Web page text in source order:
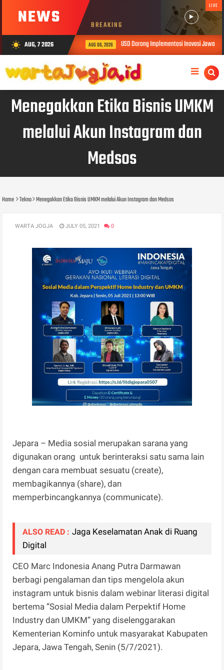
NEWS BREAKING
LIVE
wb_sunny AUG, 7 2026 AUG 06, 2026 USD Dorong Implementasi Inovasi
Menegakkan Etika Bisnis UMKM
melalui Akun Instagram dan
Medsos
Home Tekno Menegakkan Etika Bisnis UMKM melalui Akun Instagram dan Medsos
WARTA JOGJA JULY 05, 2021 0
Jepara – Media sosial merupakan sarana yang
digunakan orang untuk berinteraksi satu sama lain
dengan cara membuat sesuatu (create),
membagikannya (share), dan
memperbincangkannya (communicate).
ALSO READ : Jaga Keselamatan Anak di Ruang
Digital
CEO Marc Indonesia Anang Putra Darmawan
berbagi pengalaman dan tips mengelola akun
instagram untuk bisnis dalam webinar literasi digital
bertema ”Sosial Media dalam Perpektif Home
Industry dan UMKM” yang diselenggarakan
Kementerian Kominfo untuk masyarakat Kabupaten
Jepara, Jawa Tengah, Senin (5/7/2021).